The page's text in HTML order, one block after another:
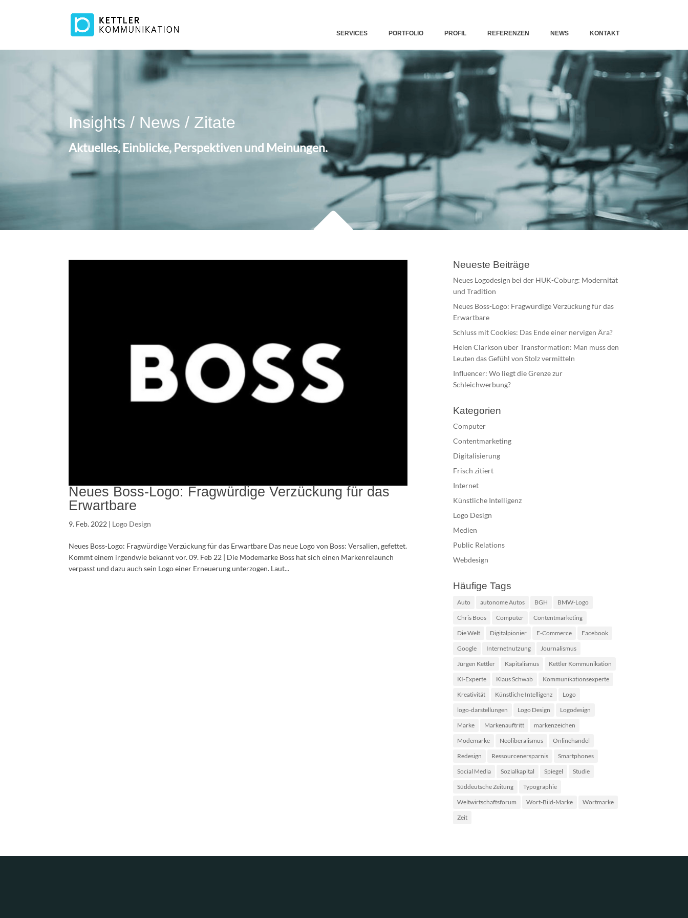
SERVICES PORTFOLIO PROFIL REFERENZEN NEWS KONTAKT
Insights / News / Zitate
Aktuelles, Einblicke, Perspektiven und Meinungen.
Neues Boss-Logo: Fragwürdige Verzückung für das
Erwartbare
9. Feb. 2022 | Logo Design
Neues Boss-Logo: Fragwürdige Verzückung für das Erwartbare Das neue Logo von Boss: Versalien, gefettet.
Kommt einem irgendwie bekannt vor. 09. Feb 22 | Die Modemarke Boss hat sich einen Markenrelaunch
verpasst und dazu auch sein Logo einer Erneuerung unterzogen. Laut...
Neueste Beiträge
Neues Logodesign bei der HUK-Coburg: Modernität
und Tradition
Neues Boss-Logo: Fragwürdige Verzückung für das
Erwartbare
Schluss mit Cookies: Das Ende einer nervigen Ära?
Helen Clarkson über Transformation: Man muss den
Leuten das Gefühl von Stolz vermitteln
Influencer: Wo liegt die Grenze zur
Schleichwerbung?
Kategorien
Computer
Contentmarketing
Digitalisierung
Frisch zitiert
Internet
Künstliche Intelligenz
Logo Design
Medien
Public Relations
Webdesign
Häufige Tags
Auto autonome Autos BGH
BMW-Logo
Chris Boos
Computer
Contentmarketing
Die Welt
Digitalpionier E-Commerce
Facebook
Google
Internetnutzung
Journalismus
Jürgen Kettler
Kapitalismus
Kettler Kommunikation
KI-Experte
Klaus Schwab
Kommunikationsexperte
Kreativität
Künstliche Intelligenz
Logo
logo-darstellungen
Logo Design
Logodesign
Marke
Markenauftritt
markenzeichen
Modemarke
Neoliberalismus
Onlinehandel
Redesign
Ressourcenersparnis
Smartphones
Social Media
Sozialkapital Spiegel
Studie
Süddeutsche Zeitung
Typographie
Weltwirtschaftsforum
Wort-Bild-Marke
Wortmarke
Zeit